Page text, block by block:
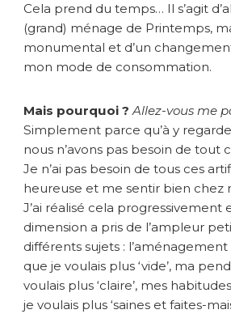
à
C
o
h
a
g
u
Cela prend du temps… Il s’agit
(grand) ménage de Printemps,
monumental et d’un
mon mode de consommation.
Mais pourquoi ? Allez-vous me
Simplement parce qu’à y
nous n’avons pas besoin de tout
Je n’ai pas besoin de tous ces
heureuse et me sentir bien chez
J’ai réalisé cela progressivement
dimension a pris de l’ampleur
différents sujets :
que je voulais plus ‘vide’, ma
voulais plus ‘claire’, mes
je voulais plus ‘saines et faites-